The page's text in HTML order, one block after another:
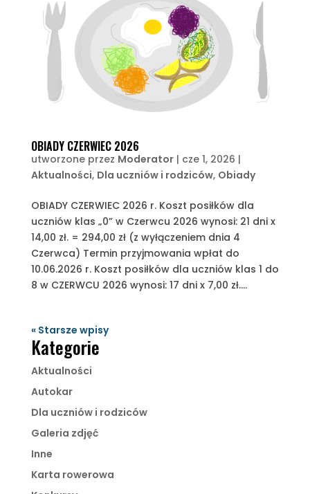
OBIADY CZERWIEC 2026
utworzone przez Moderator| cze 1, 2026 |
Aktualności, Dla uczniów i rodziców, Obiady
OBIADY CZERWIEC 2026 r. Koszt posiłków dla
uczniów klas „0” w Czerwcu 2026 wynosi: 21 dni x
14,00 zł. = 294,00 zł (z wyłączeniem dnia 4
Czerwca) Termin przyjmowania wpłat do
10.06.2026 r. Koszt posiłków dla uczniów klas 1 do
8 w CZERWCU 2026 wynosi: 17 dni x 7,00 zł....
« Starsze wpisy
Kategorie
Aktualności
Autokar
Dla uczniów i rodziców
Galeria zdjęć
Inne
Karta rowerowa